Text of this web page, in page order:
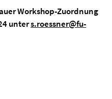
Workshop-Zuordnung
unters.roessner@fu-